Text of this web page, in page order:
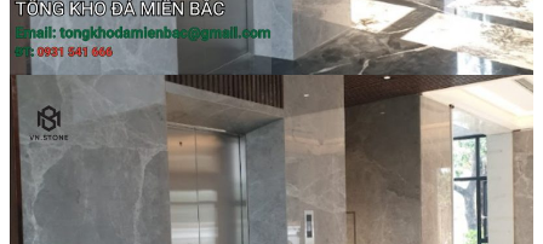
Đá Granite Màu Nâu
Đá Granite Màu Đỏ
Đá Travertine
Đá Marble
Đá Marble Màu Kem
Đá Marble Màu Nâu